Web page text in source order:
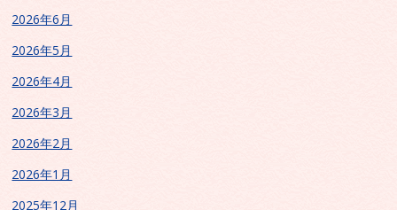
2026年6月
2026年5月
2026年4月
2026年3月
2026年2月
2026年1月
2025年12月